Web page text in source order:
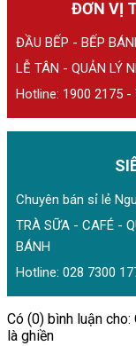
ĐƠN VỊ
ĐẦU BẾP - BẾP
LỄ TÂN - QUẢN LÝ
Hotline: 1900 2175 -
Chuyên bán sỉ lẻ
TRÀ SỮA - CAFÉ -
BÁNH
Hotline: 028 7300
Có (0) bình luận
là ghiền